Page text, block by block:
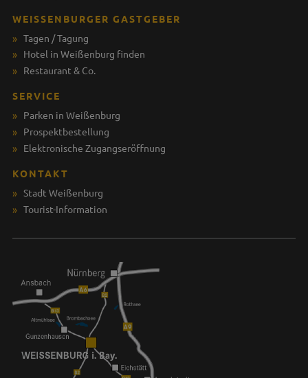
WEISSENBURGER GASTGEBER
Tagen / Tagung
Hotel in Weißenburg finden
Restaurant & Co.
SERVICE
Parken in Weißenburg
Prospektbestellung
Elektronische Zugangseröffnung
KONTAKT
Stadt Weißenburg
Tourist-Information